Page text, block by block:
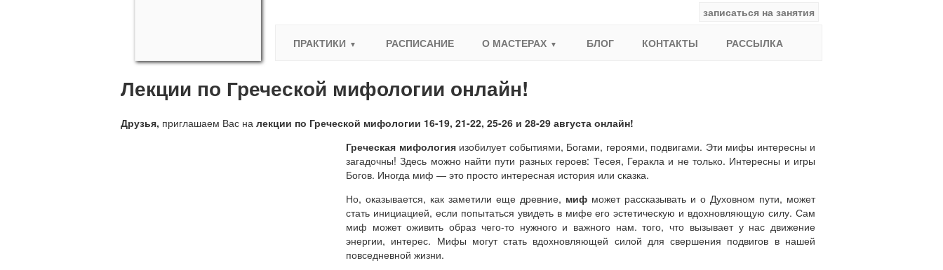
записаться на занятия
ПРАКТИКИ
РАСПИСАНИЕ О МАСТЕРАХ БЛОГ КОНТАКТЫ РАССЫЛКА
Лекции по Греческой мифологии онлайн!
Друзья, приглашаем Вас на лекции по Греческой мифологии 16-19, 21-22, 25-26 и 28-29 августа онлайн!
Греческая мифологияизобилует событиями, Богами, героями, подвигами. Эти мифы интересны и
загадочны! Здесь можно найти пути разных героев: Тесея, Геракла и не только. Интересны и игры
Богов. Иногда миф — это просто интересная история или сказка.
Но, оказывается, как заметили еще древние, миф может рассказывать и о Духовном пути, может
стать инициацией, если попытаться увидеть в мифе его эстетическую и вдохновляющую силу. Сам
миф может оживить образ чего-то нужного и важного нам. того, что вызывает у нас движение
энергии, интерес. Мифы могут стать вдохновляющей силой для свершения подвигов в нашей
повседневной жизни.